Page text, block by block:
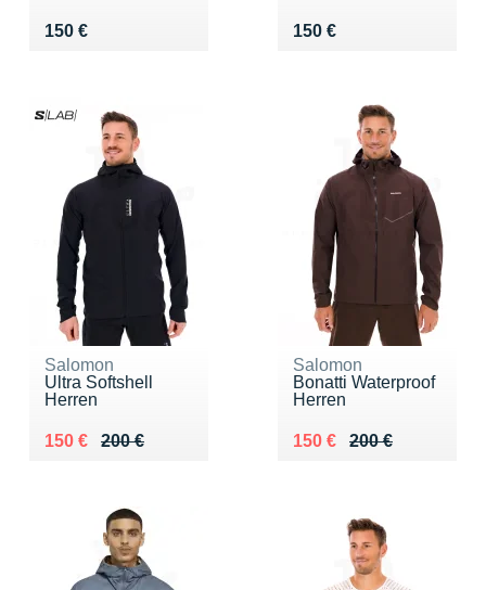
150 €
Vendu 150 € 150 €
Vendu 150 €
Salomon
Ultra Softshell
Herren
200 €
Au lieu de 200 €
150 €
Vendu 150 €
Salomon
Bonatti Waterproof
Herren
200 €
Au lieu de 200 €
150 €
Vendu 150 €